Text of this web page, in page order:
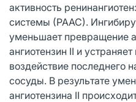
активность
системы (РААС).
уменьшает превращение
ангиотензин II и
воздействие последнего
сосуды. В результате
ангиотензина II